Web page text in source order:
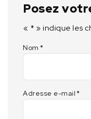
Posez
« * » indique les
Nom *
Adresse e-mail *